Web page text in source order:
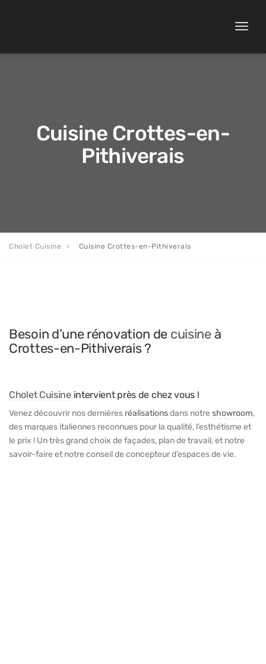
Toggle
Cuisine Crottes-en-
Pithiverais
Cholet Cuisine Cuisine Crottes-en-Pithiverais
Besoin d’une rénovation de cuisineà
Crottes-en-Pithiverais ?
Cholet Cuisineintervient près de chez vous !
Venez découvrir nos dernières réalisationsdans notre showroom,
des marques italiennes reconnues pour la qualité, l’esthétisme et
le prix ! Un très grand choix de façades, plan de travail, et notre
savoir-faire et notre conseil de concepteur d’espaces de vie.